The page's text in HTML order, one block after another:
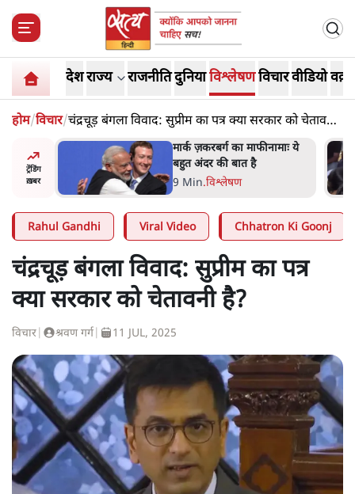
देशराज्य राजनीतिदुनियाविश्लेषणविचारवीडियो
होम/विचार/चंद्रचूड़ बंगला विवाद: सुप्रीम का पत्र क्या सरकार को चेतावनी
है?
ट्रेंडिंग
ख़बर
झारखंड में छात्र नेताओं और
सरकार की बातचीत बेनतीजा,
आंदोलन जारी
5 Min.देश
Rahul Gandhi Viral Video Chhatron Ki Goonj
चंद्रचूड़ बंगला विवाद: सुप्रीम का पत्र
क्या सरकार को चेतावनी है?
विचार श्रवण गर्ग 11 JUL, 2025